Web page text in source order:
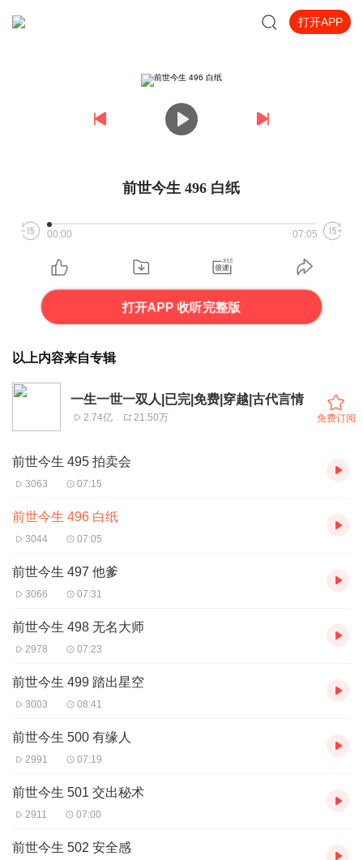
打开APP
前世今生 496 白纸
00:00 07:05
打开APP 收听完整版
以上内容来自专辑
一生一世一双人|已完|免费|穿越|古代言情
2.74亿 21.50万 免费订阅
前世今生 495 拍卖会
3063 07:15
前世今生 496 白纸
3044 07:05
前世今生 497 他爹
3066 07:31
前世今生 498 无名大师
2978 07:23
前世今生 499 踏出星空
3003 08:41
前世今生 500 有缘人
2991 07:19
前世今生 501 交出秘术
2911 07:00
前世今生 502 安全感